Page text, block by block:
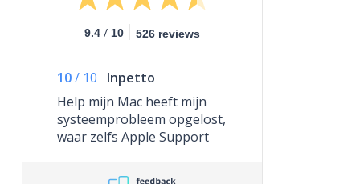
9.4 / 10 526 reviews
10/ 10
Inpetto
Help mijn Mac heeft mijn
systeemprobleem opgelost,
waar zelfs Apple Support